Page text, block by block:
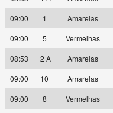
09:00
1 Amarelas
09:00
5 Vermelhas
08:53
2 A Amarelas
09:00
10 Amarelas
09:00
8 Vermelhas